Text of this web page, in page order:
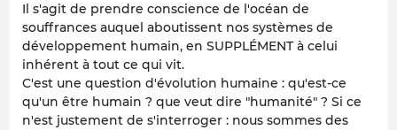
Il s'agit de prendre conscience de l'océan de
souffrances auquel aboutissent nos systèmes de
développement humain, en SUPPLÉMENT à celui
inhérent à tout ce qui vit.
C'est une question d'évolution humaine : qu'est-ce
qu'un être humain ? que veut dire "humanité" ? Si ce
n'est justement de s'interroger : nous sommes des